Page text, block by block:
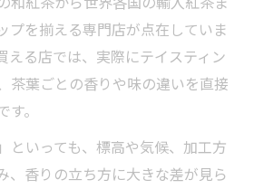
プを揃える専門店が点在していま
える店では、実際にテイスティン
茶葉ごとの香りや味の違いを直接
。
といっても、標高や気候、加工方
、香りの立ち方に大きな差が見ら